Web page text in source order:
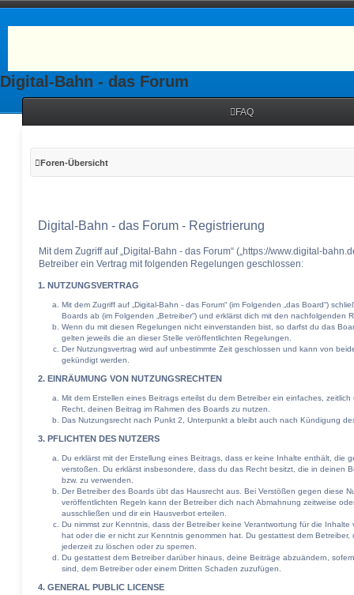
Digital-Bahn - das Forum
FAQ
Foren-Übersicht
Digital-Bahn - das Forum - Registrierung
Mit dem Zugriff auf „Digital-Bahn - das Forum“ („https://www.digital-
Betreiber ein Vertrag mit folgenden Regelungen geschlossen:
1. NUTZUNGSVERTRAG
Mit dem Zugriff auf „Digital-Bahn - das Forum“ (im Folgenden „das Board“)
Boards ab (im Folgenden „Betreiber“) und erklärst dich mit den nachfolgenden
Wenn du mit diesen Regelungen nicht einverstanden bist, so darfst du das
gelten jeweils die an dieser Stelle veröffentlichten Regelungen.
Der Nutzungsvertrag wird auf unbestimmte Zeit geschlossen und kann von
gekündigt werden.
2. EINRÄUMUNG VON NUTZUNGSRECHTEN
Mit dem Erstellen eines Beitrags erteilst du dem Betreiber ein einfaches,
Recht, deinen Beitrag im Rahmen des Boards zu nutzen.
Das Nutzungsrecht nach Punkt 2, Unterpunkt a bleibt auch nach Kündigung
3. PFLICHTEN DES NUTZERS
Du erklärst mit der Erstellung eines Beitrags, dass er keine Inhalte enthält, die
verstoßen. Du erklärst insbesondere, dass du das Recht besitzt, die in deinen
bzw. zu verwenden.
Der Betreiber des Boards übt das Hausrecht aus. Bei Verstößen gegen diese
veröffentlichten Regeln kann der Betreiber dich nach Abmahnung zeitweise
ausschließen und dir ein Hausverbot erteilen.
Du nimmst zur Kenntnis, dass der Betreiber keine Verantwortung für die
hat oder die er nicht zur Kenntnis genommen hat. Du gestattest dem
jederzeit zu löschen oder zu sperren.
Du gestattest dem Betreiber darüber hinaus, deine Beiträge abzuändern,
sind, dem Betreiber oder einem Dritten Schaden zuzufügen.
4. GENERAL PUBLIC LICENSE